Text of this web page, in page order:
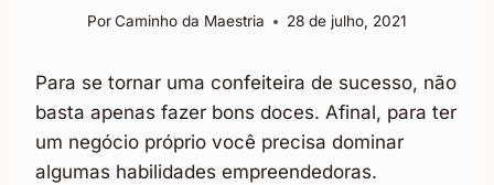
PorCaminho da Maestria 28 de julho, 2021
Para se tornar uma confeiteira de sucesso, não
basta apenas fazer bons doces. Afinal, para ter
um negócio próprio você precisa dominar
algumas habilidades empreendedoras.